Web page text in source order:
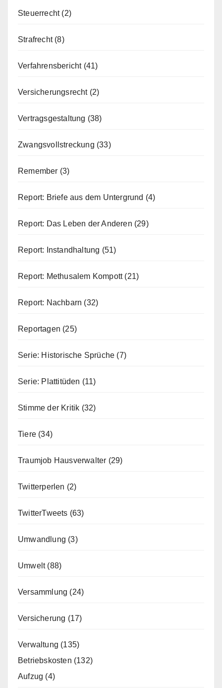
Steuerrecht(2)
Strafrecht(8)
Verfahrensbericht(41)
Versicherungsrecht(2)
Vertragsgestaltung (38)
Zwangsvollstreckung (33)
Remember (3)
Report: Briefe aus dem Untergrund (4)
Report: Das Leben der Anderen (29)
Report: Instandhaltung (51)
Report: Methusalem Kompott(21)
Report: Nachbarn (32)
Reportagen (25)
Serie: Historische Sprüche (7)
Serie: Plattitüden (11)
Stimme der Kritik (32)
Tiere (34)
Traumjob Hausverwalter (29)
Twitterperlen (2)
TwitterTweets (63)
Umwandlung (3)
Umwelt(88)
Versammlung (24)
Versicherung (17)
Verwaltung (135)
Betriebskosten (132)
Aufzug (4)